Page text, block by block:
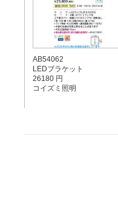
AB54062
LEDブラケット
26180 円
コイズミ照明